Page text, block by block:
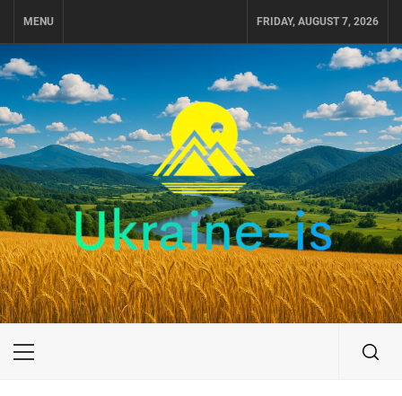
MENU FRIDAY, AUGUST 7, 2026
UKRAINE-IS
ПУТЕШЕСТВИЕ ПО УКРАИНЕ
Primary